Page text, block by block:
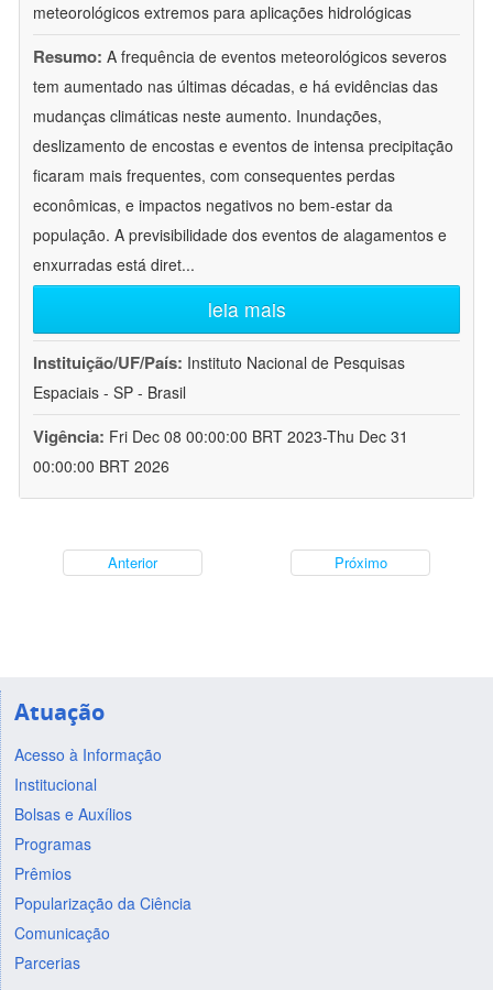
meteorológicos extremos para aplicações hidrológicas
Resumo: A frequência de eventos meteorológicos severos
tem aumentado nas últimas décadas, e há evidências das
mudanças climáticas neste aumento. Inundações,
deslizamento de encostas e eventos de intensa precipitação
ficaram mais frequentes, com consequentes perdas
econômicas, e impactos negativos no bem-estar da
população. A previsibilidade dos eventos de alagamentos e
enxurradas está diret...
leia mais
Instituição/UF/País: Instituto Nacional de Pesquisas
Espaciais - SP - Brasil
Vigência: Fri Dec 08 00:00:00 BRT 2023-Thu Dec 31
00:00:00 BRT 2026
Anterior Próximo
Atuação
Acesso à Informação
Institucional
Bolsas e Auxílios
Programas
Prêmios
Popularização da Ciência
Comunicação
Parcerias